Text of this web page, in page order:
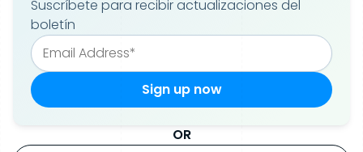
Suscríbete para recibir actualizaciones del
boletín
OR